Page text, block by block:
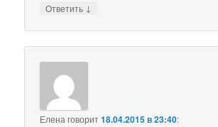
Ответить ↓
Елена говорит18.04.2015 в 23:40: